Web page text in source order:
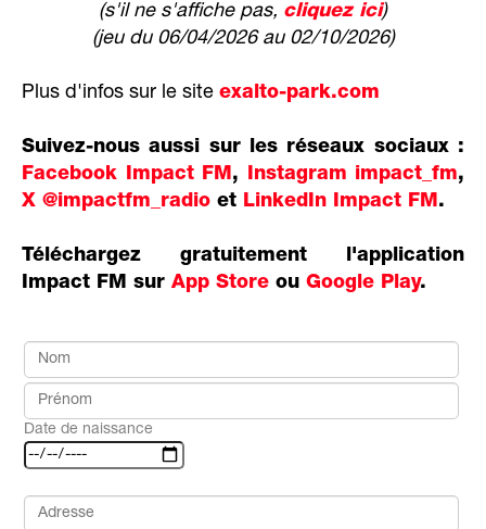
(s'il ne s'affiche pas, cliquez ici)
(jeu du 06/04/2026 au 02/10/2026)
Plus d'infos sur le site exalto-park.com
Suivez-nous aussi sur les réseaux sociaux :
Facebook Impact FM, Instagram impact_fm,
X @impactfm_radio et LinkedIn Impact FM.
Téléchargez gratuitement l'application
Impact FM sur App Store ou Google Play.
Date de naissance